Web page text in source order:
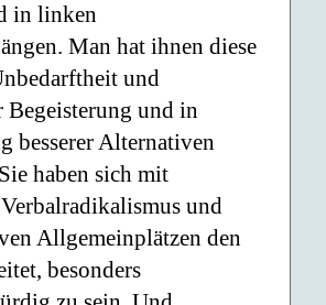
in linken
Man hat ihnen diese
und
Begeisterung und in
besserer Alternativen
haben sich mit
und
Allgemeinplätzen den
besonders